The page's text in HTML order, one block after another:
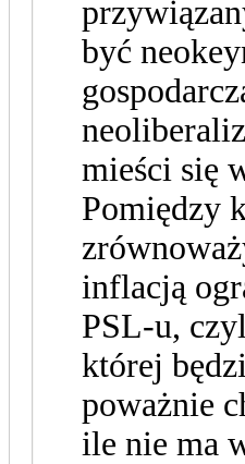
być
mieści się
Pomiędzy
inflacją
PSL-u,
której
poważnie
ile nie ma